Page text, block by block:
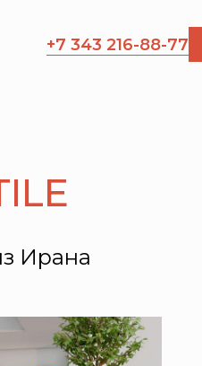
+7 343 216-88-77
Ирана